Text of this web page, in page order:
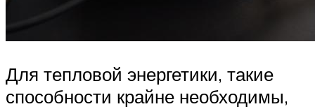
Для тепловой энергетики, такие
способности крайне необходимы,